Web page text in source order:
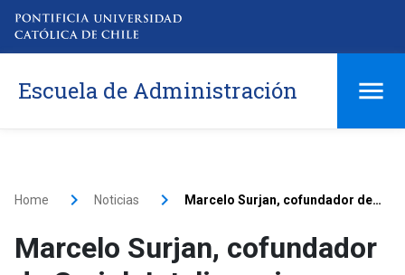
Escuela de Administración
Home Noticias Marcelo Surjan, cofundador de Graiph Inteligencia Artificial: «El Magíster en Innovación UC me cambió la forma de ver el mundo»
Marcelo Surjan, cofundador